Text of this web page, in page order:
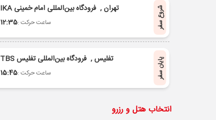
شروع سفر تهران , فرودگاه بین‌المللی امام خمینی IKA
ساعت حرکت :12:35
پایان سفر تفلیس , فرودگاه بین‌المللی تفلیس TBS
ساعت حرکت :15:45
انتخاب هتل و رزرو